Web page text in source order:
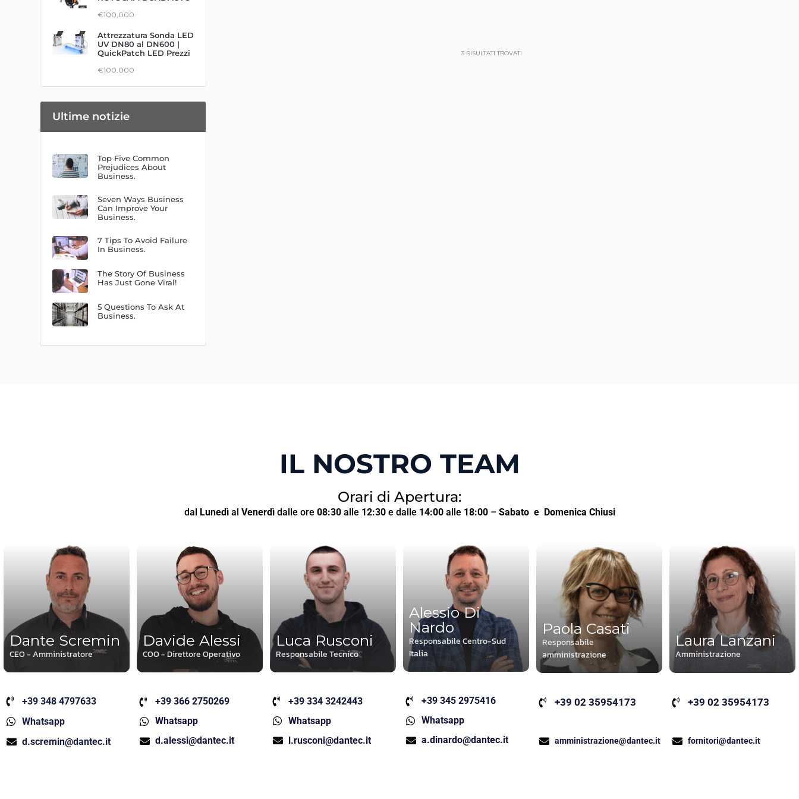
€100,000
Attrezzatura Sonda LED
UV DN80 al DN600 |
QuickPatch LED Prezzi
€100,000
Ultime notizie
Top Five Common
Prejudices About
Business.
Seven Ways Business
Can Improve Your
Business.
7 Tips To Avoid Failure
In Business.
The Story Of Business
Has Just Gone Viral!
5 Questions To Ask At
Business.
3 RISULTATI TROVATI
IL NOSTRO TEAM
Orari di Apertura:
dal Lunedìal Venerdìdalle ore 08:30alle 12:30e dalle 14:00alle 18:00– Sabato e Domenica Chiusi
Dante Scremin
CEO - Amministratore
+39 348 4797633
Whatsapp
d.scremin@dantec.it
Davide Alessi
COO - Direttore Operativo
+39 366 2750269
Whatsapp
d.alessi@dantec.it
Luca Rusconi
Responsabile Tecnico
+39 334 3242443
Whatsapp
l.rusconi@dantec.it
Alessio Di
Nardo
Responsabile Centro-Sud
Italia
+39 345 2975416
Whatsapp
a.dinardo@dantec.it
Paola Casati
Responsabile
amministrazione
+39 02 35954173
amministrazione@dantec.it
Laura Lanzani
Amministrazione
+39 02 35954173
fornitori@dantec.it